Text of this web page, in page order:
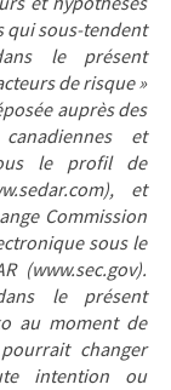
qui sous-tendent
le présent
de risque »
auprès des
et
le profil de
et
Commission
sous le
(www.sec.gov).
le présent
au moment de
changer
intention ou